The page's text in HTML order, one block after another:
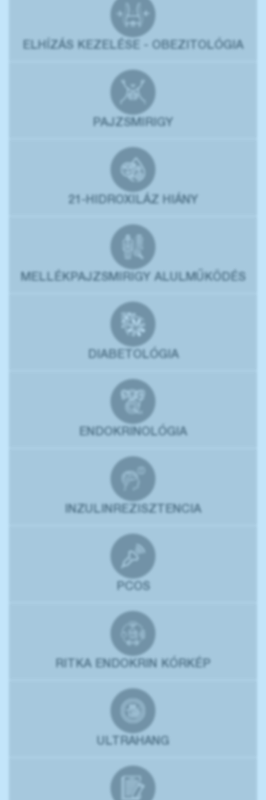
ELHÍZÁS KEZELÉSE - OBEZITOLÓGIA
PAJZSMIRIGY
21-HIDROXILÁZ HIÁNY
MELLÉKPAJZSMIRIGY ALULMŰKÖDÉS
DIABETOLÓGIA
ENDOKRINOLÓGIA
INZULINREZISZTENCIA
PCOS
RITKA ENDOKRIN KÓRKÉP
ULTRAHANG